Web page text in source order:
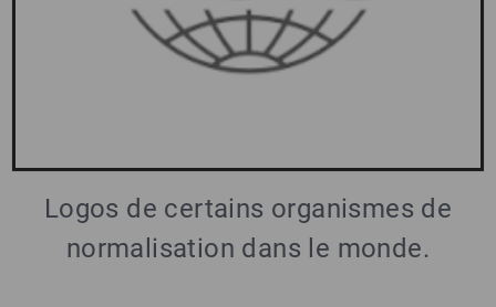
Logos de certains organismes de
normalisation dans le monde.